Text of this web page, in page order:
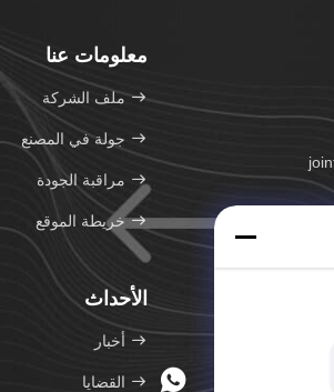
معلومات عنا
ملف الشركة
جولة في المصنع
مراقبة الجودة
خريطة الموقع
الأحداث
أخبار
القضايا